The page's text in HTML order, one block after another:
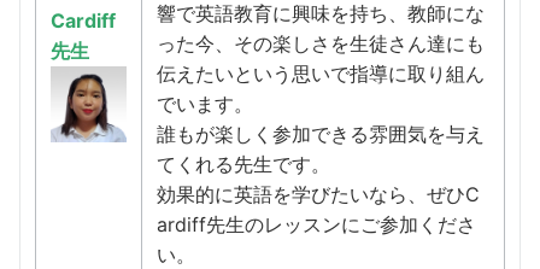
Cardiff
先生
響で英語教育に興味を持ち、教師にな
った今、その楽しさを生徒さん達にも
伝えたいという思いで指導に取り組ん
でいます。
誰もが楽しく参加できる雰囲気を与え
てくれる先生です。
効果的に英語を学びたいなら、ぜひC
ardiff先生のレッスンにご参加くださ
い。